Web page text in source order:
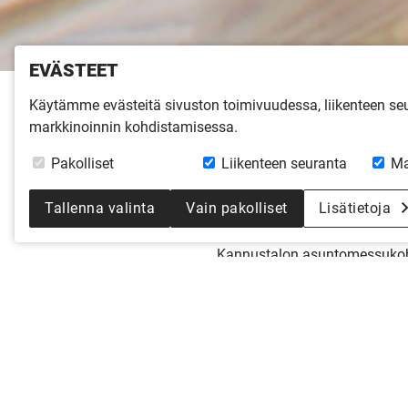
Etusivu »Inspiroidu »
LATO 123
2014
Kannustalon
EVÄSTEET
Käytämme evästeitä sivuston toimivuudessa, liikenteen
markkinoinnin kohdistamisessa.
Pakolliset Liikenteen seuranta
Tallenna valinta Vain pakolliset Lisätietoja